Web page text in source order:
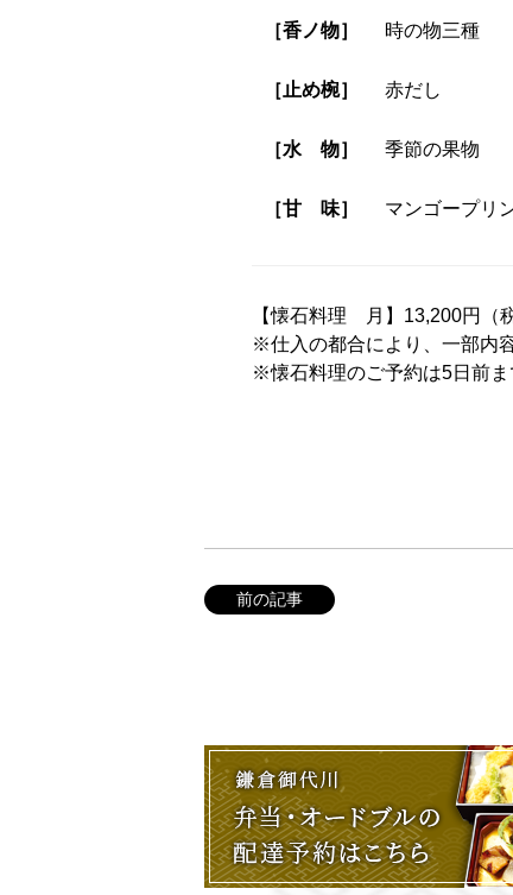
［香ノ物］ 時の物三種
［止め椀］ 赤だし
［水 物］ 季節の果物
［甘 味］ マンゴープリ
【懐石料理 月】13,200円（
※仕入の都合により、一部内
※懐石料理のご予約は5日前ま
前の記事